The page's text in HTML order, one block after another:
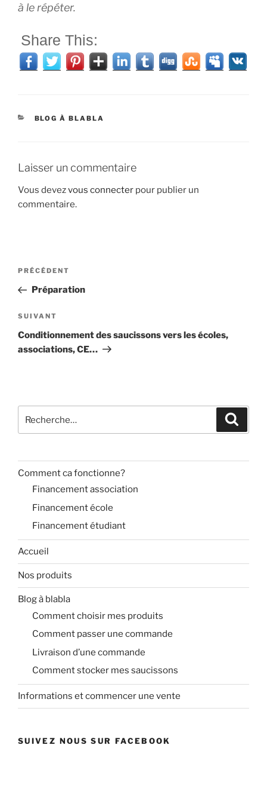
à le répéter.
Share This:
CATÉGORIES
BLOG À BLABLA
Laisser un commentaire
Vous devezvous connecter pour publier un
commentaire.
Navigation
l’article
Article
précédent
PRÉCÉDENT
Préparation
Article
suivant
SUIVANT
Conditionnement des saucissons vers les écoles,
associations, CE…
pour
Comment ca fonctionne?
Financement association
Financement école
Financement étudiant
Accueil
Nos produits
Blog à blabla
Comment choisir mes produits
Comment passer une commande
Livraison d’une commande
Comment stocker mes saucissons
Informations et commencer une vente
SUIVEZ NOUS SUR FACEBOOK